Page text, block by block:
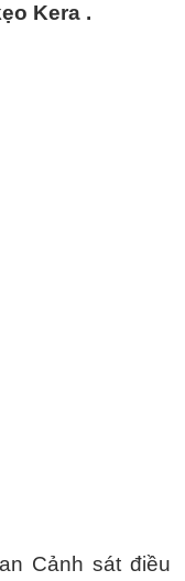
Kera .
Cảnh sát điều